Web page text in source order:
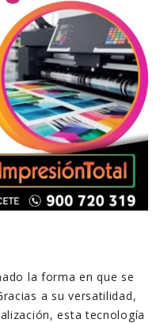
la forma en que se
a su versatilidad,
esta tecnología